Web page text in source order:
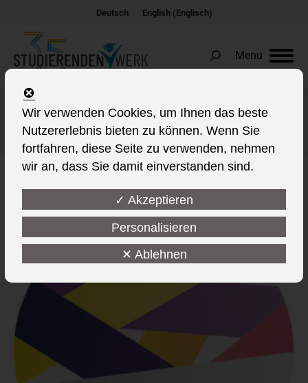
Deutsch English(Englisch)
Menu
Search:
Monats-Archive:: Juni 2021
Sie befinden sich hier:
Wir verwenden Cookies, um Ihnen das beste
Nutzererlebnis bieten zu können. Wenn Sie
fortfahren, diese Seite zu verwenden, nehmen
wir an, dass Sie damit einverstanden sind.
✓ Akzeptieren
Personalisieren
✕ Ablehnen